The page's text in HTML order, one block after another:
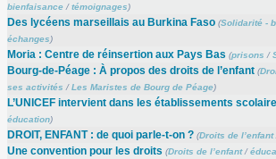
bienfaisance/témoignages)
Des lycéens marseillais au Burkina Faso (Solidarité -
échanges)
Moria : Centre de réinsertion aux Pays Bas (prisons /
Bourg-de-Péage : À propos des droits de l’enfant (
ses activités /Les Maristes de Bourg de Péage)
L’UNICEF intervient dans les établissements
éducation)
DROIT, ENFANT : de quoi parle-t-on ? (Droits de l’enfant
Une convention pour les droits (Droits de l’enfant/